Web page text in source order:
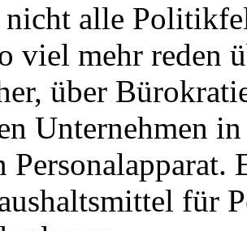
alle
viel mehr reden
über
Unternehmen
für